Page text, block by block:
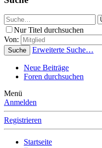
Nur Titel durchsuchen
Von:
Suche Erweiterte Suche…
Neue Beiträge
Foren durchsuchen
Menü
Anmelden
Registrieren
Startseite